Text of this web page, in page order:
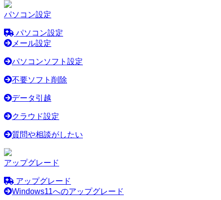
パソコン設定
パソコン設定
メール設定
パソコンソフト設定
不要ソフト削除
データ引越
クラウド設定
質問や相談がしたい
アップグレード
アップグレード
Windows11へのアップグレード